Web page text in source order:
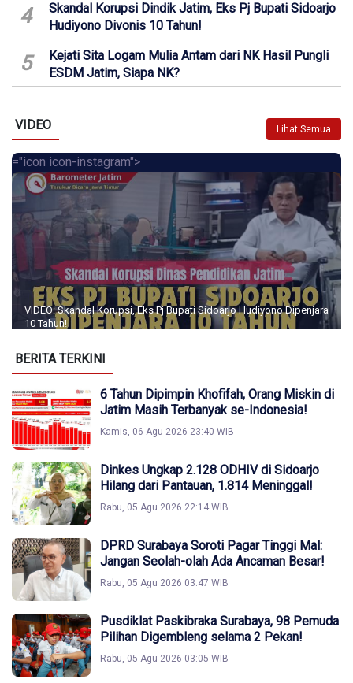
4
Skandal Korupsi Dindik Jatim, Eks Pj Bupati Sidoarjo
Hudiyono Divonis 10 Tahun!
5
Kejati Sita Logam Mulia Antam dari NK Hasil Pungli
ESDM Jatim, Siapa NK?
VIDEO Lihat Semua
="icon icon-instagram">
VIDEO: Skandal Korupsi, Eks Pj Bupati Sidoarjo Hudiyono Dipenjara
10 Tahun!
BERITA TERKINI
6 Tahun Dipimpin Khofifah, Orang Miskin di
Jatim Masih Terbanyak se-Indonesia!
Kamis, 06 Agu 2026 23:40 WIB
Dinkes Ungkap 2.128 ODHIV di Sidoarjo
Hilang dari Pantauan, 1.814 Meninggal!
Rabu, 05 Agu 2026 22:14 WIB
DPRD Surabaya Soroti Pagar Tinggi Mal:
Jangan Seolah-olah Ada Ancaman Besar!
Rabu, 05 Agu 2026 03:47 WIB
Pusdiklat Paskibraka Surabaya, 98 Pemuda
Pilihan Digembleng selama 2 Pekan!
Rabu, 05 Agu 2026 03:05 WIB